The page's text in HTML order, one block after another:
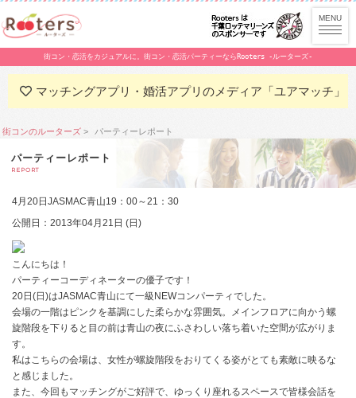
街コン・恋活をカジュアルに。街コン・恋活パーティーならRooters -ルーターズ-
マッチングアプリ・婚活アプリのメディア「ユアマッチ」
街コンのルーターズ パーティーレポート
パーティーレポート
REPORT
4月20日JASMAC青山19：00～21：30
公開日：2013年04月21日 (日)
こんにちは！
パーティーコーディネーターの優子です！
20日(日)はJASMAC青山にて一級NEWコンパーティでした。
会場の一階はピンクを基調にした柔らかな雰囲気。メインフロアに向かう螺
旋階段を下りると目の前は青山の夜にふさわしい落ち着いた空間が広がりま
す。
私はこちらの会場は、女性が螺旋階段をおりてくる姿がとても素敵に映るな
と感じました。
また、今回もマッチングがご好評で、ゆっくり座れるスペースで皆様会話を